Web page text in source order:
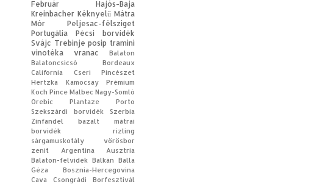
Február
Hajós-Baja
Kreinbacher Kéknyelű Mátra
Mór
Peljesac-félsziget
Portugália
Pécsi borvidék
Svájc Trebinje posip tramini
vinotéka
vranac
Balaton
Balatoncsicsó
Bordeaux
California
Cseri Pincészet
Hertzka
Kamocsay Prémium
Koch Pince Malbec Nagy-Somló
Orebic
Plantaze
Porto
Szekszárdi borvidék
Szerbia
Zinfandel
bazalt
mátrai
borvidék
rizling
sárgamuskotály
vörösbor
zenit
Argentína
Ausztria
Balaton-felvidék Balkán Balla
Géza
Bosznia-Hercegovina
Cava
Csongrádi Borfesztivál